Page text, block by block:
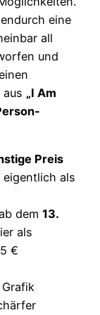
eine
all
und
„I Am
Preis
eigentlich als
dem 13.
als
€